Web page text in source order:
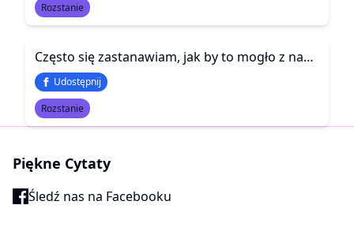
Rozstanie
Często się zastanawiam, jak by to mogło z nami być w innych okolicznościach.
Udostępnij
Rozstanie
Piękne Cytaty
Śledź nas na Facebooku